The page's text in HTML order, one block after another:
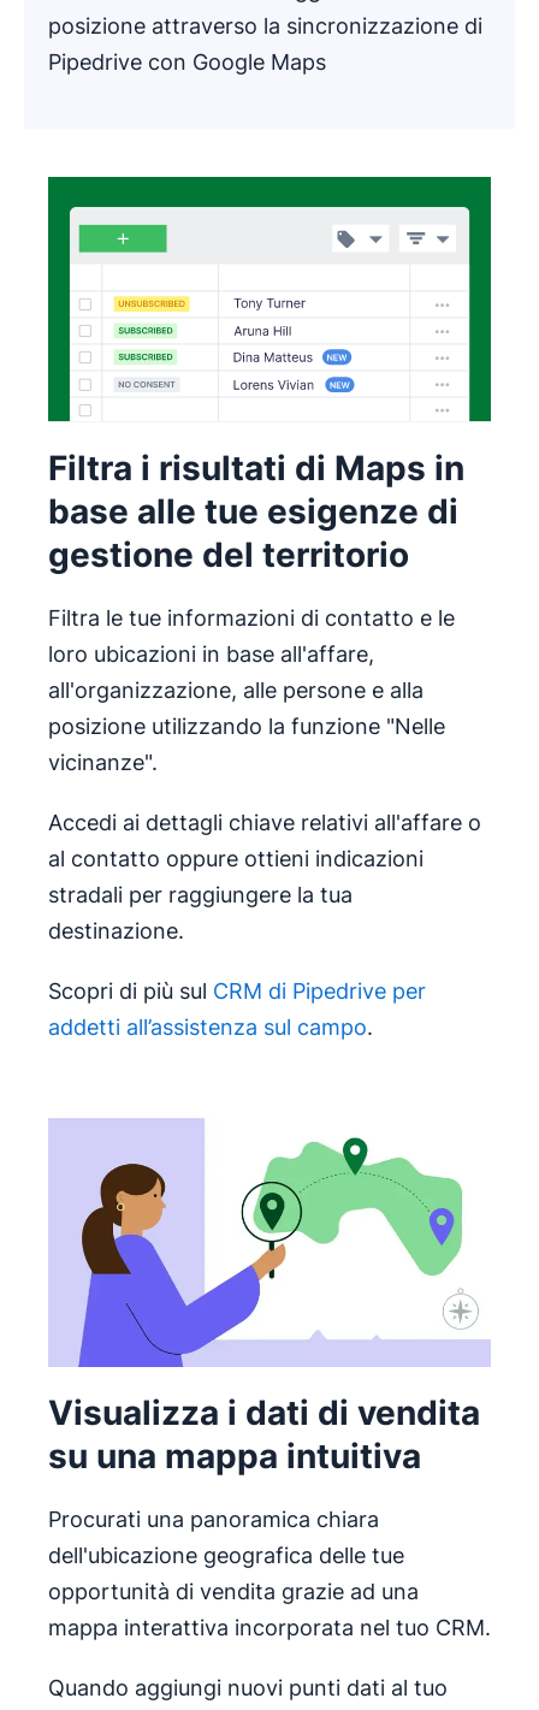
posizione attraverso la sincronizzazione di
Pipedrive con Google Maps
Filtra i risultati di Maps in
base alle tue esigenze di
gestione del territorio
Filtra le tue informazioni di contatto e le
loro ubicazioni in base all'affare,
all'organizzazione, alle persone e alla
posizione utilizzando la funzione "Nelle
vicinanze".
Accedi ai dettagli chiave relativi all'affare o
al contatto oppure ottieni indicazioni
stradali per raggiungere la tua
destinazione.
Scopri di più sul CRM di Pipedrive per
addetti all’assistenza sul campo.
Visualizza i dati di vendita
su una mappa intuitiva
Procurati una panoramica chiara
dell'ubicazione geografica delle tue
opportunità di vendita grazie ad una
mappa interattiva incorporata nel tuo CRM.
Quando aggiungi nuovi punti dati al tuo